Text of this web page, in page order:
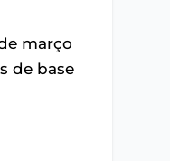
março
de base